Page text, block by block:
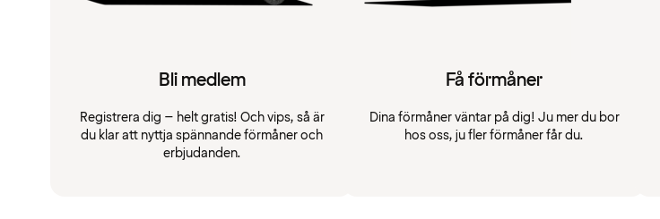
Bli medlem
Registrera dig – helt gratis! Och vips, så är
du klar att nyttja spännande förmåner och
erbjudanden.
Få förmåner
Dina förmåner väntar på dig! Ju mer du bor
hos oss, ju fler förmåner får du.